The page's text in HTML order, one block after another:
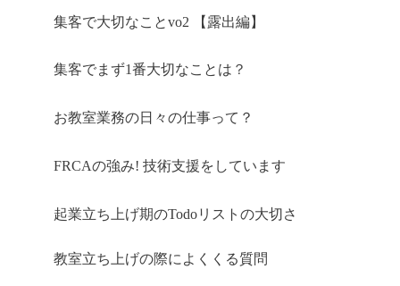
集客で大切なことvo2 【露出編】
集客でまず1番大切なことは ？
お教室業務の日々の仕事って？
FRCAの強み! 技術支援をしています
起業立ち上げ期のTodoリストの大切さ
教室立ち上げの際によくくる質問